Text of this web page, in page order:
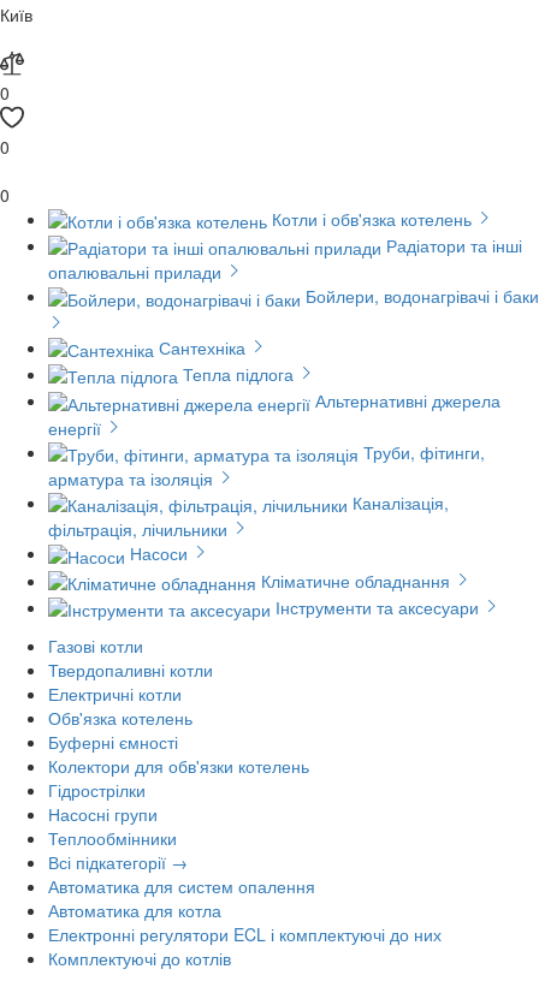
Київ
0
0
0
Котли і обв'язка котелень
Радіатори та інші
опалювальні прилади
Бойлери, водонагрівачі і баки
Сантехніка
Тепла підлога
Альтернативні джерела
енергії
Труби, фітинги,
арматура та ізоляція
Каналізація,
фільтрація, лічильники
Насоси
Кліматичне обладнання
Інструменти та аксесуари
Газові котли
Твердопаливні котли
Електричні котли
Обв'язка котелень
Буферні ємності
Колектори для обв'язки котелень
Гідрострілки
Насосні групи
Теплообмінники
Всі підкатегорії →
Автоматика для систем опалення
Автоматика для котла
Електронні регулятори ECL і комплектуючі до них
Комплектуючі до котлів